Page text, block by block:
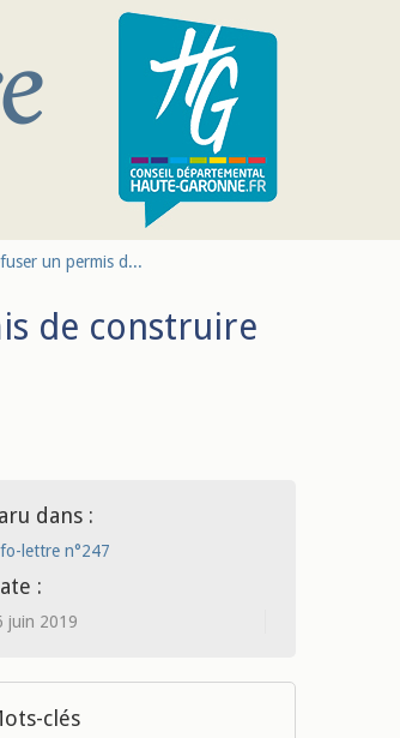
un permis d...
de construire
dans :
lettre n°247
:
juin 2019
clés